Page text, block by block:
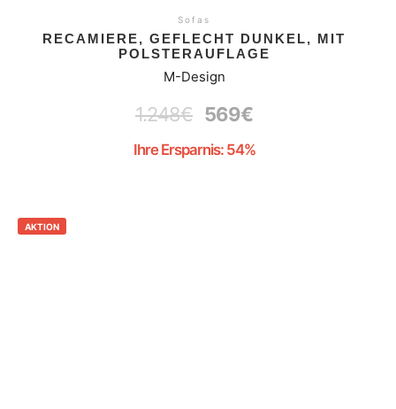
Sofas
RECAMIERE, GEFLECHT DUNKEL, MIT
POLSTERAUFLAGE
M-Design
1.248€ 569€
Ihre Ersparnis: 54%
AKTION